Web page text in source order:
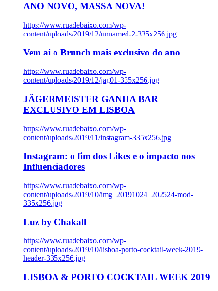
ANO NOVO, MASSA NOVA!
https://www.ruadebaixo.com/wp-
content/uploads/2019/12/unnamed-2-335x256.jpg
Vem ai o Brunch mais exclusivo do ano
https://www.ruadebaixo.com/wp-
content/uploads/2019/12/jag01-335x256.jpg
JÄGERMEISTER GANHA BAR
EXCLUSIVO EM LISBOA
https://www.ruadebaixo.com/wp-
content/uploads/2019/11/instagram-335x256.jpg
Instagram: o fim dos Likes e o impacto nos
Influenciadores
https://www.ruadebaixo.com/wp-
content/uploads/2019/10/img_20191024_202524-mod-
335x256.jpg
Luz by Chakall
https://www.ruadebaixo.com/wp-
content/uploads/2019/10/lisboa-porto-cocktail-week-2019-
header-335x256.jpg
LISBOA & PORTO COCKTAIL WEEK 2019